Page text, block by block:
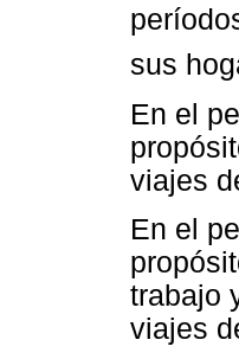
sus
En el
viajes
En el
trabajo
viajes